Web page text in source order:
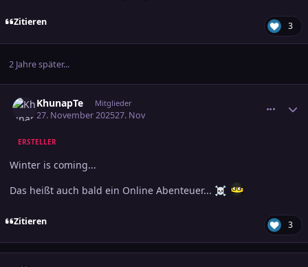
Zitieren 3
2 Jahre später...
KhunapTe Mitglieder
27. November 202527. Nov
ERSTELLER
Winter is coming...
Das heißt auch bald ein Online Abenteuer... ☠️
Zitieren 3